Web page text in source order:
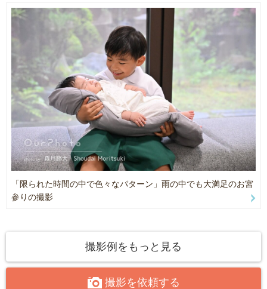
少し照れた笑顔
自然な仕草
その子らしい瞬間を大切に撮影しています。
USJ公式フォトグラファーとして培った経験を活かし、
お子さまの緊張をほぐしながら自然な表情を引き出します。
━━━━━━━━━━
【西宮神社・生田神社での撮影経験】
西宮神社、生田神社は七五三シーズンになると多くのご家族で賑わ
います。
その中でも、
・神社らしい背景
・家族写真に適した場所
湊川神社での七五三撮影、
・廣田神社
・芦屋神社
など、関西各地で撮影しております。
神社ごとの特徴や混雑状況、光の入り方を考え、
その日一番美しく残せる場所をご提案いたします。
【撮影へのこだわり】
・ご祈祷前の撮影を基本にご案内
・自然な表情＋記念写真らしい一枚の両方を撮影
・全データ丁寧に色補正
・当日納品
他サイトでもご予約を承っているため、カレンダーが「○」の場合で
も調整が必要な場合があります。
神社選びやおすすめの時間帯など、
「限られた時間の中で色々なパターン」雨の中でも大満足のお宮
参りの撮影
撮影例をもっと見る
撮影を依頼する